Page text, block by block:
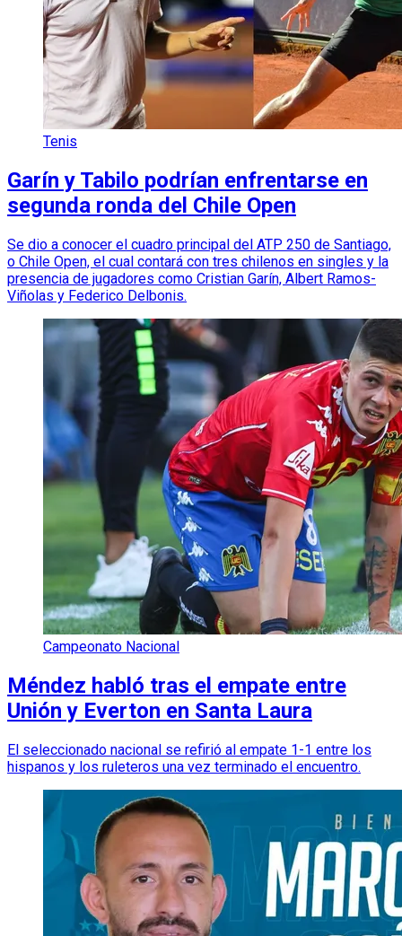
Tenis
Garín y Tabilo podrían enfrentarse en
segunda ronda del Chile Open
Se dio a conocer el cuadro principal del ATP 250 de Santiago,
o Chile Open, el cual contará con tres chilenos en singles y la
presencia de jugadores como Cristian Garín, Albert Ramos-
Viñolas y Federico Delbonis.
Campeonato Nacional
Méndez habló tras el empate entre
Unión y Everton en Santa Laura
El seleccionado nacional se refirió al empate 1-1 entre los
hispanos y los ruleteros una vez terminado el encuentro.